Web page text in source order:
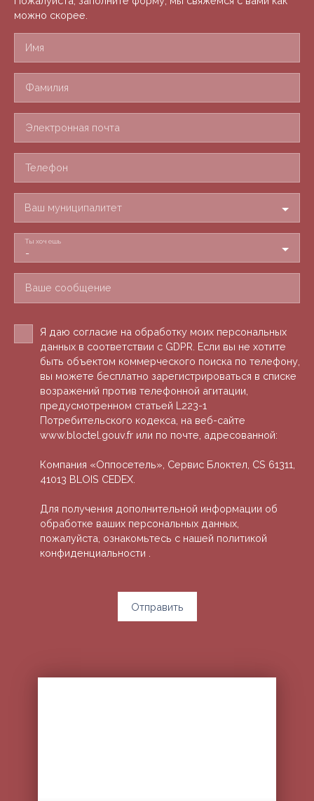
можно скорее.
Имя
Фамилия
Электронная почта
Телефон
Ваш муниципалитет
-
Ты хочешь
Ваше сообщение
Я даю согласие на обработку моих персональных
данных в соответствии с GDPR. Если вы не хотите
быть объектом коммерческого поиска по телефону,
вы можете бесплатно зарегистрироваться в списке
возражений против телефонной агитации,
предусмотренном статьей L223-1
Потребительского кодекса, на веб-сайте
www.bloctel.gouv.fr или по почте, адресованной:
Компания «Оппосетель», Сервис Блоктел, CS 61311,
41013 BLOIS CEDEX.
Для получения дополнительной информации об
обработке ваших персональных данных,
пожалуйста, ознакомьтесь с нашей политикой
конфиденциальности
Отправить